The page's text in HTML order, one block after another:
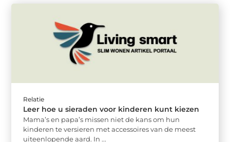
Relatie
Leer hoe u sieraden voor kinderen kunt kiezen
Mama’s en papa’s missen niet de kans om hun
kinderen te versieren met accessoires van de meest
uiteenlopende aard. In ...